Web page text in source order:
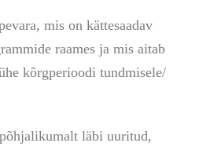
mis on kättesaadav
raames ja mis aitab
kõrgperioodi tundmisele/
läbi uuritud,